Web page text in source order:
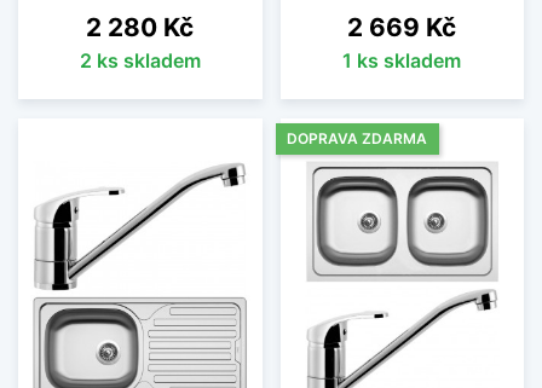
Cena
2 280 Kč
2 ks skladem
Cena
2 669 Kč
1 ks skladem
DOPRAVA ZDARMA